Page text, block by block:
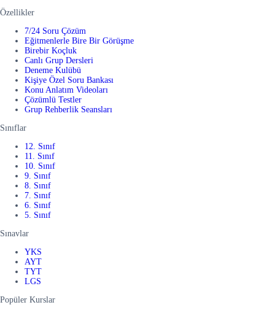
Özellikler
7/24 Soru Çözüm
Eğitmenlerle Bire Bir Görüşme
Birebir Koçluk
Canlı Grup Dersleri
Deneme Kulübü
Kişiye Özel Soru Bankası
Konu Anlatım Videoları
Çözümlü Testler
Grup Rehberlik Seansları
Sınıflar
12. Sınıf
11. Sınıf
10. Sınıf
9. Sınıf
8. Sınıf
7. Sınıf
6. Sınıf
5. Sınıf
Sınavlar
YKS
AYT
TYT
LGS
Popüler Kurslar